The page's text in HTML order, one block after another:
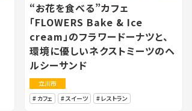
“お花を食べる”カフェ
「FLOWERS Bake & Ice
cream」のフラワードーナツと、
環境に優しいネクストミーツのヘ
ルシーサンド
立川市
カフェ
スイーツ レストラン